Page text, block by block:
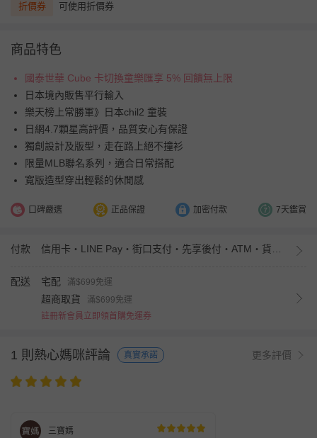
折價券 可使用折價券
商品特色
國泰世華 Cube 卡切換童樂匯享 5% 回饋無上限
日本境內販售平行輸入
樂天榜上常勝軍》日本chil2 童裝
日網4.7顆星高評價，品質安心有保證
獨創設計及版型，走在路上絕不撞衫
限量MLB聯名系列，適合日常搭配
寬版造型穿出輕鬆的休閒感
口碑嚴選 正品保證 加密付款 7天鑑賞
付款
配送 宅配 滿$699免運
超商取貨
滿$699免運
註冊新會員立即領首購免運券
1 則熱心媽咪評論 真實承諾 更多評價
三寶媽